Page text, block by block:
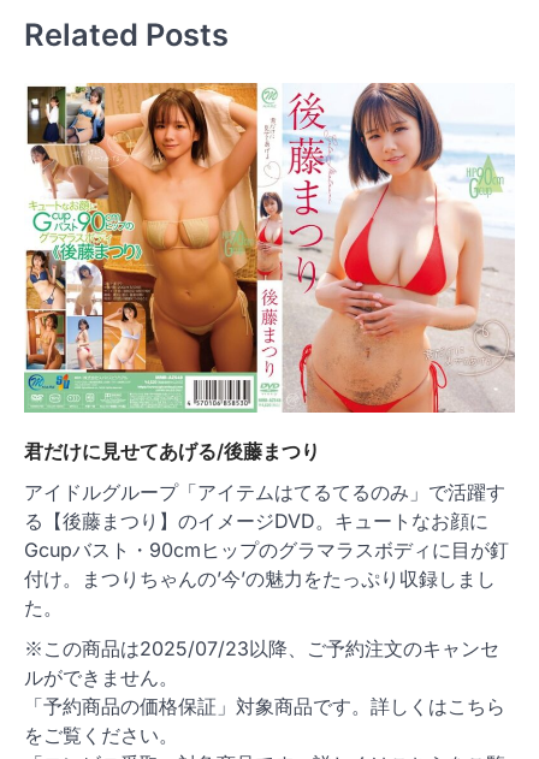
ゲ
シ
ョ
ン
Related Posts
君だけに見せてあげる/後藤まつり
アイドルグループ「アイテムはてるてるのみ」で活躍す
る【後藤まつり】のイメージDVD。キュートなお顔に
Gcupバスト・90cmヒップのグラマラスボディに目が釘
付け。まつりちゃんの’今’の魅力をたっぷり収録しまし
た。
※この商品は2025/07/23以降、ご予約注文のキャンセ
ルができません。
「予約商品の価格保証」対象商品です。詳しくはこちら
をご覧ください。